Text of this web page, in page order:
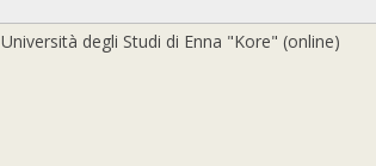
Università degli Studi di Enna "Kore" (online)